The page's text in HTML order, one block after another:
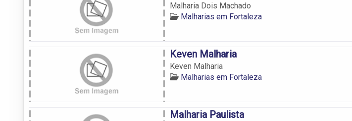
Malharia Dois Machado
Malharias em Fortaleza
Keven Malharia
Keven Malharia
Malharias em Fortaleza
Malharia Paulista